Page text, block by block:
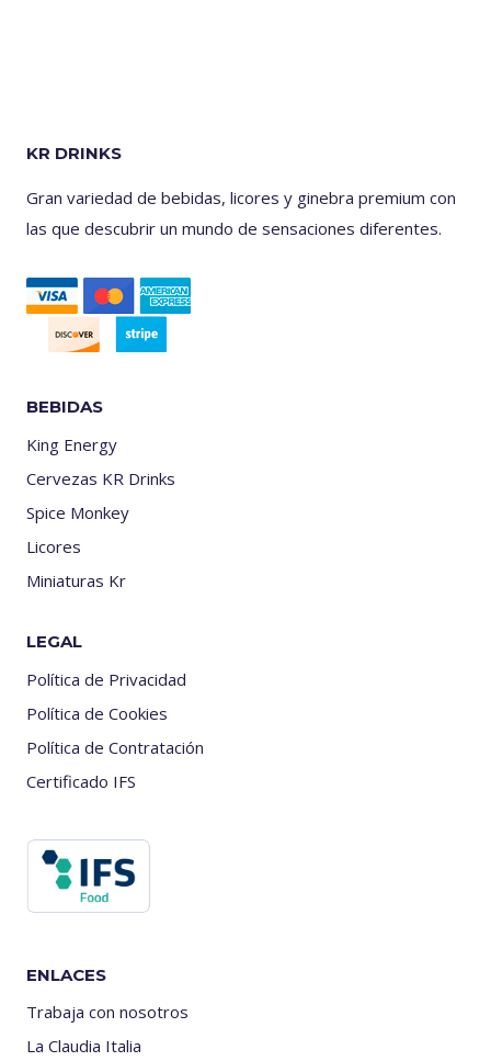
KR DRINKS
Gran variedad de bebidas, licores y ginebra premium con
las que descubrir un mundo de sensaciones diferentes.
BEBIDAS
King Energy
Cervezas KR Drinks
Spice Monkey
Licores
Miniaturas Kr
LEGAL
Política de Privacidad
Política de Cookies
Política de Contratación
Certificado IFS
ENLACES
Trabaja con nosotros
La Claudia Italia